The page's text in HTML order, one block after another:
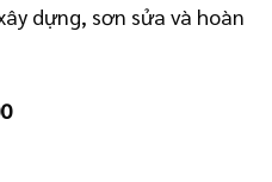
dựng, sơn sửa và hoàn